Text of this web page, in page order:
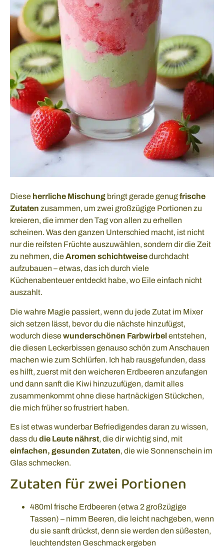
Diese herrliche Mischung bringt gerade genugfrische
Zutaten zusammen, um zwei großzügige Portionen zu
kreieren, die immer den Tag von allen zu erhellen
scheinen. Was den ganzen Unterschied macht, ist nicht
nur die reifsten Früchte auszuwählen, sondern dir die Zeit
zu nehmen, dieAromen schichtweisedurchdacht
aufzubauen – etwas, das ich durch viele
Küchenabenteuer entdeckt habe, wo Eile einfach nicht
auszahlt.
Die wahre Magie passiert, wenn du jede Zutat im Mixer
sich setzen lässt, bevor du die nächste hinzufügst,
wodurch diesewunderschönen Farbwirbelentstehen,
die diesen Leckerbissen genauso schön zum Anschauen
machen wie zum Schlürfen. Ich hab rausgefunden, dass
es hilft, zuerst mit den weicheren Erdbeeren anzufangen
und dann sanft die Kiwi hinzuzufügen, damit alles
zusammenkommt ohne diese hartnäckigen Stückchen,
die mich früher so frustriert haben.
Es ist etwas wunderbar Befriedigendes daran zu wissen,
dass du die Leute nährst, die dir wichtig sind, mit
einfachen, gesunden Zutaten, die wie Sonnenschein im
Glas schmecken.
Zutaten für zwei Portionen
480ml frische Erdbeeren (etwa 2 großzügige
Tassen) – nimm Beeren, die leicht nachgeben, wenn
du sie sanft drückst, denn sie werden den süßesten,
leuchtendsten Geschmack ergeben